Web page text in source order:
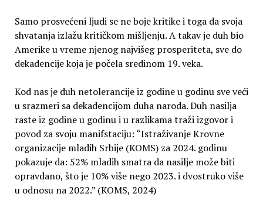
Samo prosvećeni ljudi se ne boje kritike i toga da svoja
shvatanja izlažu kritičkom mišljenju. A takav je duh bio
Amerike u vreme njenog najvišeg prosperiteta, sve do
dekadencije koja je počela sredinom 19. veka.
Kod nas je duh netolerancije iz godine u godinu sve veći
u srazmeri sa dekadencijom duha naroda. Duh nasilja
raste iz godine u godinu i u razlikama traži izgovor i
povod za svoju manifstaciju: “Istraživanje Krovne
organizacije mladih Srbije (KOMS) za 2024. godinu
pokazuje da: 52% mladih smatra da nasilje može biti
opravdano, što je 10% više nego 2023. i dvostruko više
u odnosu na 2022.” (KOMS, 2024)